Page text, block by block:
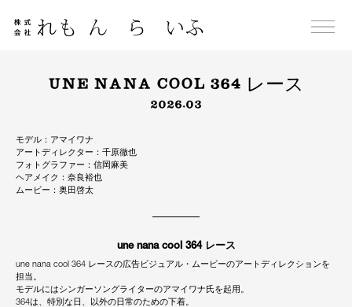
content
UNE NANA COOL 364 レース
2026.03
モデル：アマイワナ
アートディレクター：千原徹也
フォトグラファー：信岡麻美
ヘアメイク：奈良裕也
ムービー：奥田啓太
une nana cool 364 レース
une nana cool 364 レースの広告ビジュアル・ムービーのアートディレクションを
担当。
モデルにはシンガーソングライターのアマイワナ氏を起用。
364は、特別な日、以外の日常のための下着。